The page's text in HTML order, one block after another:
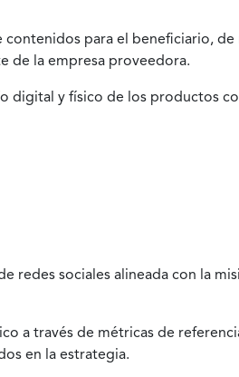
para el beneficiario,
de la empresa proveedora.
y físico de los productos
redes sociales alineada con la
a través de métricas de
en la estrategia.